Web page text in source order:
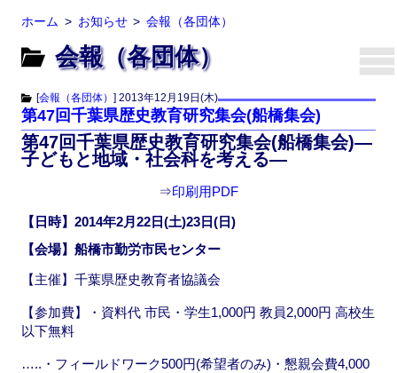
ホーム お知らせ 会報（各団体）
会報（各団体）
[会報（各団体） ] 2013年12月19日(木)
第47回千葉県歴史教育研究集会(船橋集会)
第47回千葉県歴史教育研究集会(船橋集会)—
子どもと地域・社会科を考える—
⇒印刷用PDF
【日時】2014年2月22日(土)23日(日)
【会場】船橋市勤労市民センター
【主催】千葉県歴史教育者協議会
【参加費】・資料代 市民・学生1,000円 教員2,000円 高校生
以下無料
…..・フィールドワーク500円(希望者のみ)・懇親会費4,000